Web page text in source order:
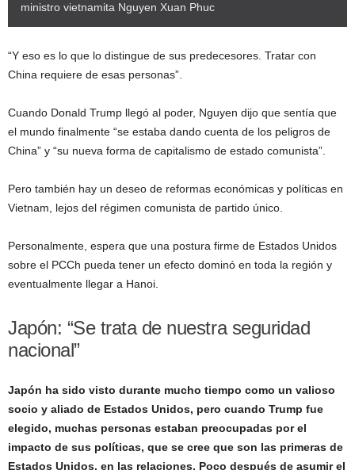
ministro vietnamita Nguyen Xuan Phuc
“Y eso es lo que lo distingue de sus predecesores. Tratar con
China requiere de esas personas”.
Cuando Donald Trump llegó al poder, Nguyen dijo que sentía que
el mundo finalmente “se estaba dando cuenta de los peligros de
China” y “su nueva forma de capitalismo de estado comunista”.
Pero también hay un deseo de reformas económicas y políticas en
Vietnam, lejos del régimen comunista de partido único.
Personalmente, espera que una postura firme de Estados Unidos
sobre el PCCh pueda tener un efecto dominó en toda la región y
eventualmente llegar a Hanoi.
Japón: “Se trata de nuestra seguridad
nacional”
Japón ha sido visto durante mucho tiempo como un valioso
socio y aliado de Estados Unidos, pero cuando Trump fue
elegido, muchas personas estaban preocupadas por el
impacto de sus políticas, que se cree que son las primeras de
Estados Unidos, en las relaciones. Poco después de asumir el